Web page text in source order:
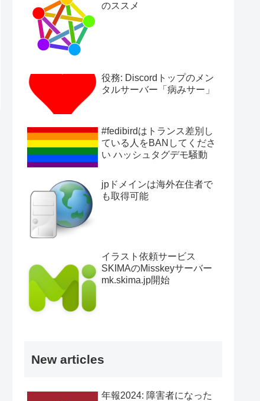
のススメ
役務: Discordトップのメン
タルサーバー「病みサー」
#fedibirdはトランス差別し
ている人をBANしてくださ
い ハッシュタグデモ騒動
jpドメインは海外在住者で
も取得可能
イラスト依頼サービス
SKIMAのMisskeyサーバー
mk.skima.jp開始
New articles
年報2024: 障害者になった